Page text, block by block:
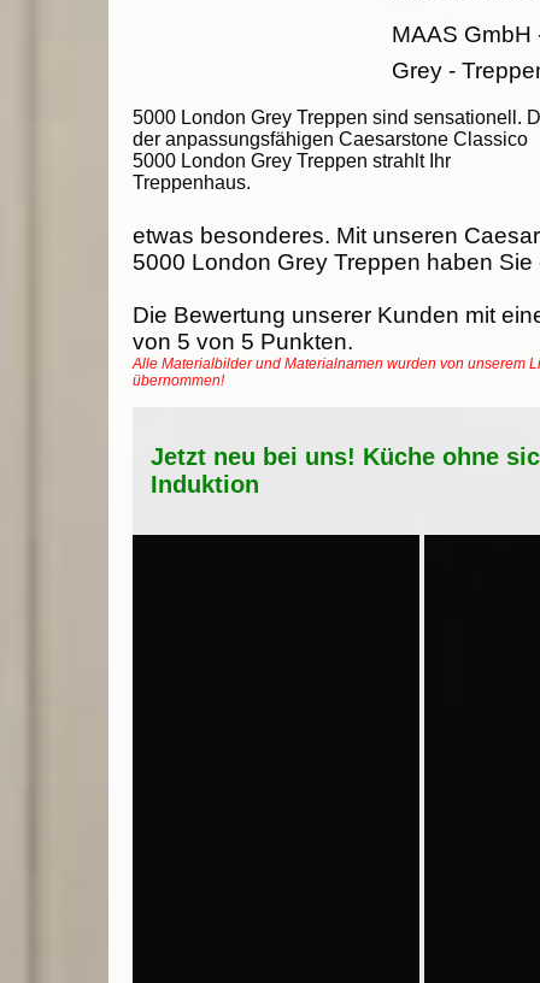
5000 London Grey Treppen sind sensationell.
der anpassungsfähigen Caesarstone Classico
5000 London Grey Treppen strahlt Ihr
Treppenhaus.
MAAS GmbH
Grey -
etwas besonderes. Mit unseren
5000 London Grey Treppen haben Sie
Die Bewertung unserer Kunden mit
von 5 von 5 Punkten.
Alle Materialbilder und Materialnamen wurden von unserem
übernommen!
Jetzt neu bei uns! Küche ohne
Induktion